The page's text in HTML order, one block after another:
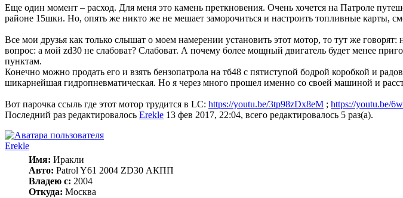
Еще один момент – расход. Для меня это камень преткновения. Очень хочется на Патроле
районе 15шки. Но, опять же никто же не мешает заморочиться и настроить топливные карты,
Все мои друзья как только слышат о моем намерении установить этот мотор, то тут же
вопрос: а мой zd30 не слабоват? Слабоват. А почему более мощный двигатель будет менее
пунктам.
Конечно можно продать его и взять бензопатрола на тб48 с пятиступой бодрой коробкой и
шикарнейшая гидропневматическая. Но я через много прошел именно со своей машиной и
Вот парочка ссыль где этот мотор трудится в LC: https://youtu.be/3tp98zDx8eM ; https://youtu.be/
Последний раз редактировалось Erekle 13 фев 2017, 22:04, всего редактировалось 5 раз(а).
Erekle
Имя: Иракли
Авто: Patrol Y61 2004 ZD30 АКПП
Владею с: 2004
Откуда: Москва